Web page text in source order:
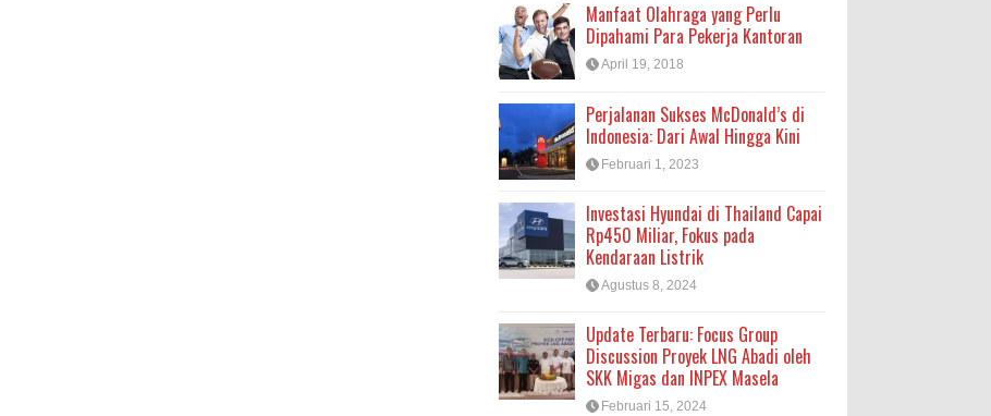
Manfaat Olahraga yang Perlu
Dipahami Para Pekerja Kantoran
April 19, 2018
Perjalanan Sukses McDonald’s di
Indonesia: Dari Awal Hingga Kini
Februari 1, 2023
Investasi Hyundai di Thailand Capai
Rp450 Miliar, Fokus pada
Kendaraan Listrik
Agustus 8, 2024
Update Terbaru: Focus Group
Discussion Proyek LNG Abadi oleh
SKK Migas dan INPEX Masela
Februari 15, 2024